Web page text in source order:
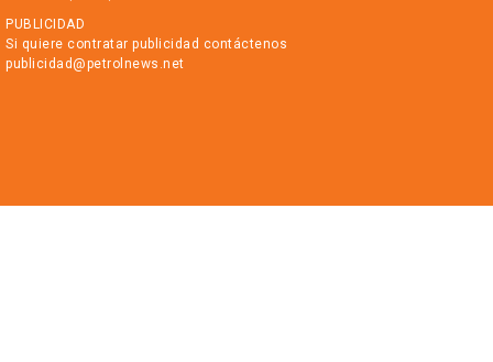
PUBLICIDAD
Si quiere contratar publicidad contáctenos
publicidad@petrolnews.net